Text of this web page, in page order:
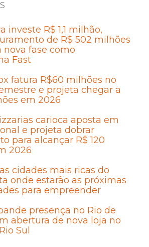
investe R$ 1,1 milhão,
de R$ 502 milhões
nova fase como
Fast
fatura R$60 milhões no
e projeta chegar a
em 2026
carioca aposta em
e projeta dobrar
para alcançar R$ 120
2026
cidades mais ricas do
onde estarão as próximas
para empreender
presença no Rio de
abertura de nova loja no
Sul